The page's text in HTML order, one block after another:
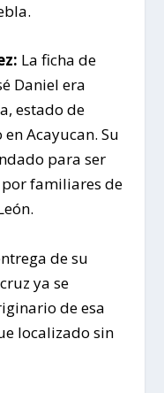
La ficha de
Daniel era
estado de
Acayucan. Su
para ser
familiares de
de su
ya se
de esa
localizado sin